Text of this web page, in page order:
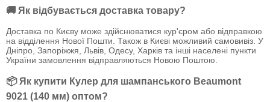
🚚 Як відбувається доставка товару?
Доставка по Києву може здійснюватися кур'єром або відправкою
на відділення Нової Пошти. Також в Києві можливий самовивіз. У
Дніпро, Запоріжжя, Львів, Одесу, Харків та інші населені пункти
України замовлення відправляються Новою Поштою.
📦 Як купити Кулер для шампанського Beaumont
9021 (140 мм) оптом?